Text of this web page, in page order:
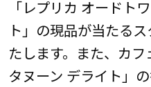
「レプリカ オードト
ト」の現品が当たる
たします。また、カ
タヌーン デライト」